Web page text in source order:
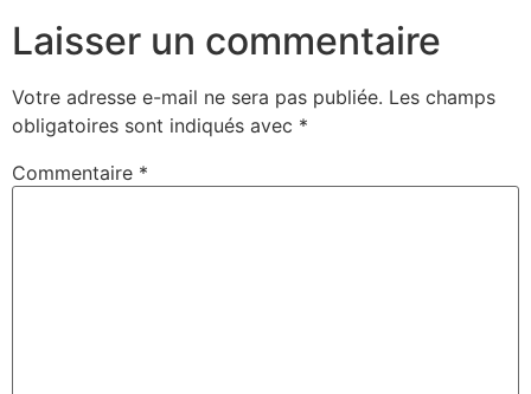
Laisser un commentaire
Votre adresse e-mail ne sera pas publiée. Les champs
obligatoires sont indiqués avec *
Commentaire *